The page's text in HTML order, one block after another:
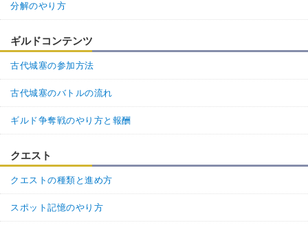
分解のやり方
ギルドコンテンツ
古代城塞の参加方法
古代城塞のバトルの流れ
ギルド争奪戦のやり方と報酬
クエスト
クエストの種類と進め方
スポット記憶のやり方